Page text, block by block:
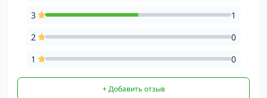
3
1
2
0
1
0
+ Добавить отзыв